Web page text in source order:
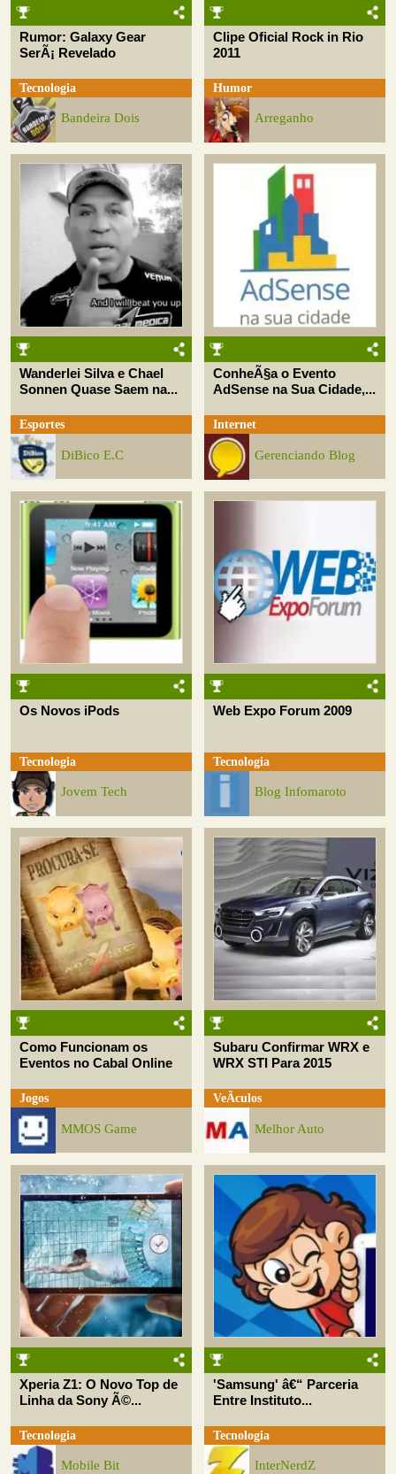
Rumor: Galaxy Gear
SerÃ¡ Revelado
Tecnologia
Bandeira Dois
Clipe Oficial Rock in Rio
2011
Humor
Arreganho
Wanderlei Silva e Chael
Sonnen Quase Saem na...
Esportes
DiBico E.C
ConheÃ§a o Evento
AdSense na Sua Cidade,...
Internet
Gerenciando Blog
Os Novos iPods
Tecnologia
Jovem Tech
Web Expo Forum 2009
Tecnologia
Blog Infomaroto
Como Funcionam os
Eventos no Cabal Online
Jogos
MMOS Game
Subaru Confirmar WRX e
WRX STI Para 2015
VeÃ­culos
Melhor Auto
Xperia Z1: O Novo Top de
Linha da Sony Ã©...
Tecnologia
Mobile Bit
'Samsung' â€“ Parceria
Entre Instituto...
Tecnologia
InterNerdZ